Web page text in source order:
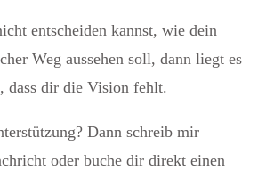
entscheiden kannst, wie dein
Weg aussehen soll, dann liegt es
dass dir die Vision fehlt.
Dann schreib mir
oder buche dir direkt einen